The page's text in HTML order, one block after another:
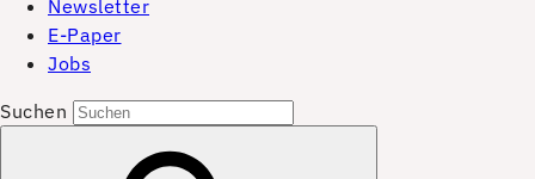
Newsletter
E-Paper
Jobs
Suchen